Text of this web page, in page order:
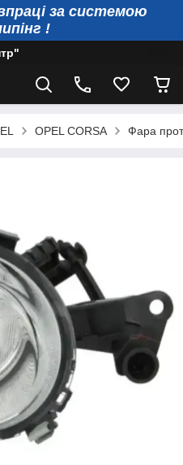
за системою
!
OPEL CORSA Фара